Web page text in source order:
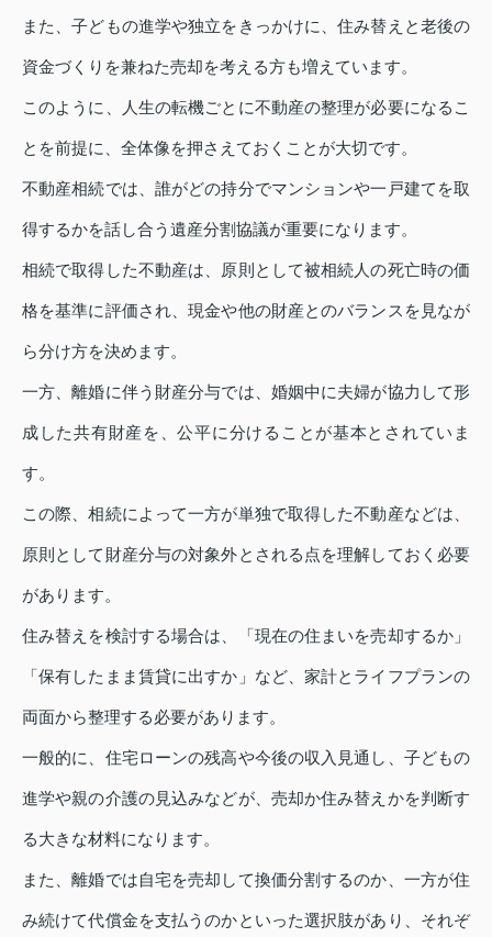
また、子どもの進学や独立をきっかけに、住み替えと老後の
資金づくりを兼ねた売却を考える方も増えています。
このように、人生の転機ごとに不動産の整理が必要になるこ
とを前提に、全体像を押さえておくことが大切です。
不動産相続では、誰がどの持分でマンションや一戸建てを取
得するかを話し合う遺産分割協議が重要になります。
相続で取得した不動産は、原則として被相続人の死亡時の価
格を基準に評価され、現金や他の財産とのバランスを見なが
ら分け方を決めます。
一方、離婚に伴う財産分与では、婚姻中に夫婦が協力して形
成した共有財産を、公平に分けることが基本とされていま
す。
この際、相続によって一方が単独で取得した不動産などは、
原則として財産分与の対象外とされる点を理解しておく必要
があります。
住み替えを検討する場合は、「現在の住まいを売却するか」
「保有したまま賃貸に出すか」など、家計とライフプランの
両面から整理する必要があります。
一般的に、住宅ローンの残高や今後の収入見通し、子どもの
進学や親の介護の見込みなどが、売却か住み替えかを判断す
る大きな材料になります。
また、離婚では自宅を売却して換価分割するのか、一方が住
み続けて代償金を支払うのかといった選択肢があり、それぞ